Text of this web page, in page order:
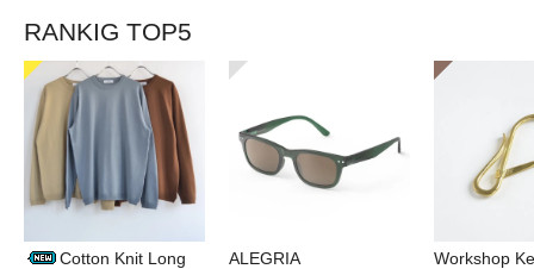
RANKIG TOP5
Cotton Knit Long
ALEGRIA
Workshop